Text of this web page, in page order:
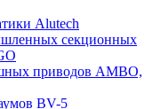
Alutech
секционных
приводов AMBO,
BV-5